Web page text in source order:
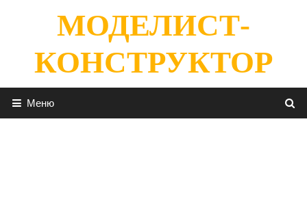
содержимомуМОДЕЛИСТ-
КОНСТРУКТОР
Меню